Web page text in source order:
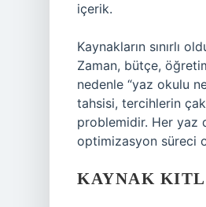
içerik.
Kaynakların sınırlı
Zaman, bütçe,
nedenle “yaz okulu
tahsisi, tercihlerin
problemidir. Her yaz
optimizasyon süreci
KAYNAK